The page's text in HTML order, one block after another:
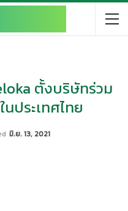
ตั้งบริษัทร่วม
ประเทศไทย
มิ.ย. 13, 2021